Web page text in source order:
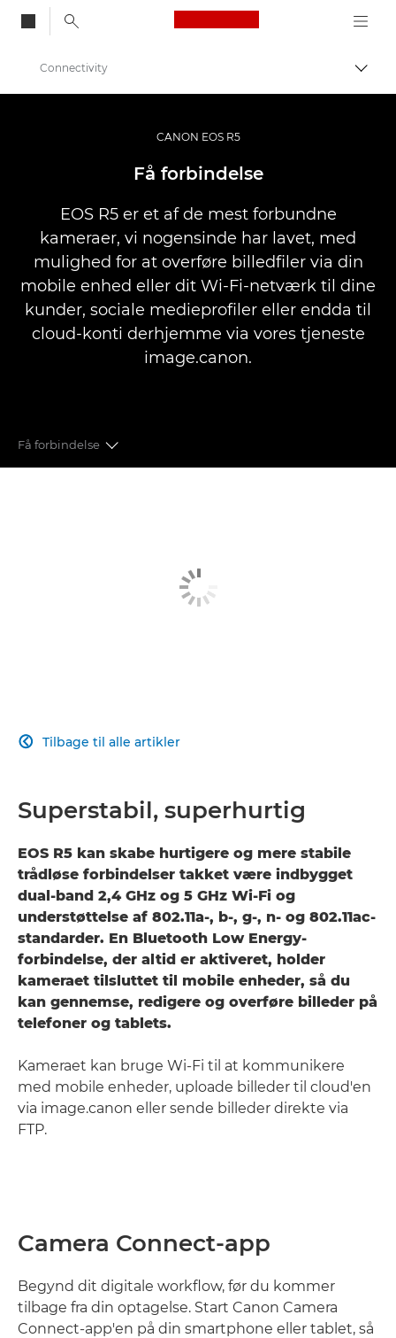
Canon Logo, back
Skift
Connectivity
CANON EOS R5
Få forbindelse
EOS R5 er et af de mest forbundne
kameraer, vi nogensinde har lavet, med
mulighed for at overføre billedfiler via din
mobile enhed eller dit Wi-Fi-netværk til dine
kunder, sociale medieprofiler eller endda til
cloud-konti derhjemme via vores tjeneste
image.canon.
Få forbindelse
Tilbage til alle artikler

Superstabil, superhurtig
EOS R5 kan skabe hurtigere og mere stabile
trådløse forbindelser takket være indbygget
dual-band 2,4 GHz og 5 GHz Wi-Fi og
understøttelse af 802.11a-, b-, g-, n- og 802.11ac-
standarder. En Bluetooth Low Energy-
forbindelse, der altid er aktiveret, holder
kameraet tilsluttet til mobile enheder, så du
kan gennemse, redigere og overføre billeder på
telefoner og tablets.
Kameraet kan bruge Wi-Fi til at kommunikere
med mobile enheder, uploade billeder til cloud'en
via image.canon eller sende billeder direkte via
FTP.
Camera Connect-app
Begynd dit digitale workflow, før du kommer
tilbage fra din optagelse. Start Canon Camera
Connect-app'en på din smartphone eller tablet, så